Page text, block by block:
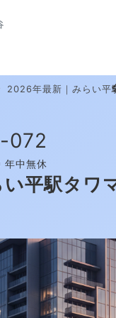
072
中無休
2026年最新｜みらい平
平駅タワ